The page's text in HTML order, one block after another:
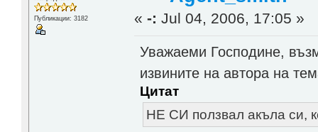
Публикации: 3182 «-: Jul 04, 2006, 17:05 »
Уважаеми Господине,
извините на автора на
Цитат
НЕ СИ ползвал акъла си,